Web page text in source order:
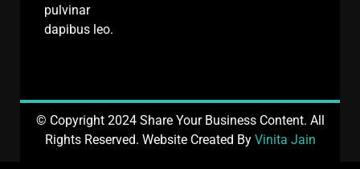
pulvinar
dapibus leo.
© Copyright 2024 Share Your Business Content. All
Rights Reserved. Website Created By Vinita Jain